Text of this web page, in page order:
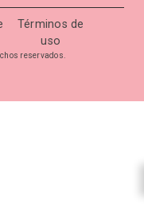
Términos de
uso
reservados.